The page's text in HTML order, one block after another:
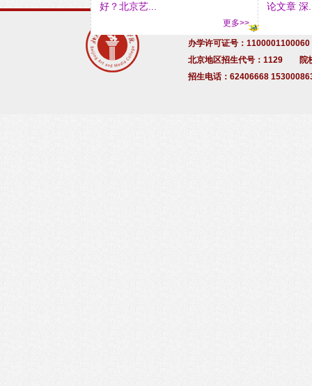
好？北京艺...
更多>>
论文章 深
战略合作伙伴：
办学许可证号：1100001100060
北京地区招生代号：1129
招生电话：62406668